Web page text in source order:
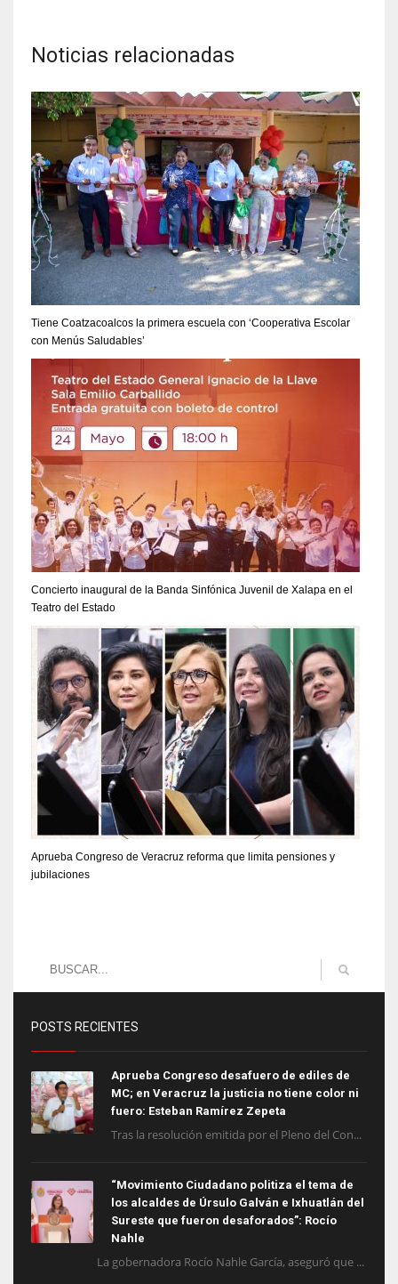
Noticias relacionadas
Tiene Coatzacoalcos la primera escuela con ‘Cooperativa Escolar
con Menús Saludables’
Concierto inaugural de la Banda Sinfónica Juvenil de Xalapa en el
Teatro del Estado
Aprueba Congreso de Veracruz reforma que limita pensiones y
jubilaciones
POSTS RECIENTES
Aprueba Congreso desafuero de ediles de
MC; en Veracruz la justicia no tiene color ni
fuero: Esteban Ramírez Zepeta
Tras la resolución emitida por el Pleno del Con...
“Movimiento Ciudadano politiza el tema de
los alcaldes de Úrsulo Galván e Ixhuatlán del
Sureste que fueron desaforados”: Rocío
Nahle
La gobernadora Rocío Nahle García, aseguró que ...